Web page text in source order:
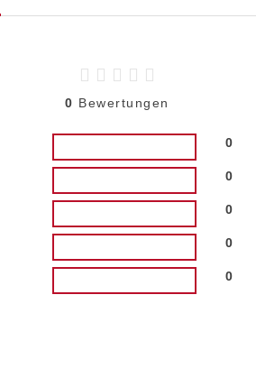
0 Bewertungen
0
0
0
0
0